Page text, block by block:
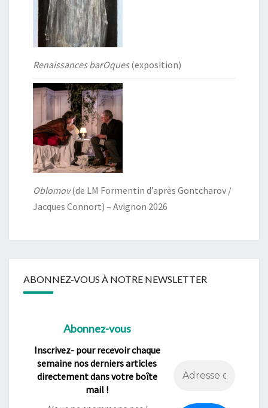
Renaissances barOques(exposition)
Oblomov(de LM Formentin d’après Gontcharov /
Jacques Connort) – Avignon 2026
ABONNEZ-VOUS À NOTRE NEWSLETTER
Abonnez-vous
Inscrivez- pour recevoir chaque
semaine nos derniers articles
directement dans votre boîte
mail !